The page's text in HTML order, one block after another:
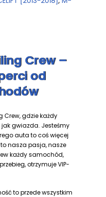
Crew –
od
Crew, gdzie każdy
gwiazda. Jesteśmy
auta to coś więcej
nasza pasja, nasze
każdy samochód,
otrzymuje VIP-
to przede wszystkim